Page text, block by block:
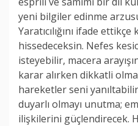
yeni bilgiler edinme
Yaratıcılığını ifade
hissedeceksin. Nefes
isteyebilir, macera
karar alırken dikkatli
hareketler seni
duyarlı olmayı unutma;
ilişkilerini güçlendirecek.